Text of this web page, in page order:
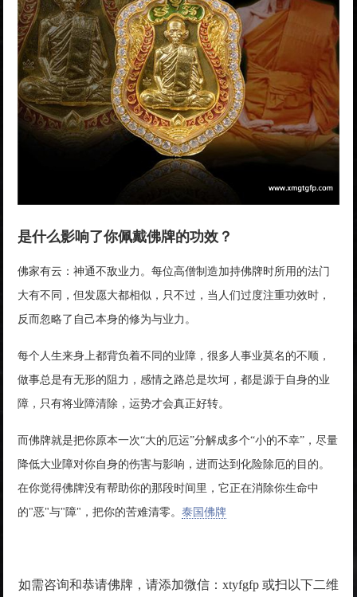
是什么影响了你佩戴佛牌的功效？
佛家有云：神通不敌业力。每位高僧制造加持佛牌时所用的法门
大有不同，但发愿大都相似，只不过，当人们过度注重功效时，
反而忽略了自己本身的修为与业力。
每个人生来身上都背负着不同的业障，很多人事业莫名的不顺，
做事总是有无形的阻力，感情之路总是坎坷，都是源于自身的业
障，只有将业障清除，运势才会真正好转。
而佛牌就是把你原本一次“大的厄运”分解成多个“小的不幸”，尽量
降低大业障对你自身的伤害与影响，进而达到化险除厄的目的。
在你觉得佛牌没有帮助你的那段时间里，它正在消除你生命中
的"恶"与"障"，把你的苦难清零。泰国佛牌
如需咨询和恭请佛牌，请添加微信：xtyfgfp 或扫以下二维